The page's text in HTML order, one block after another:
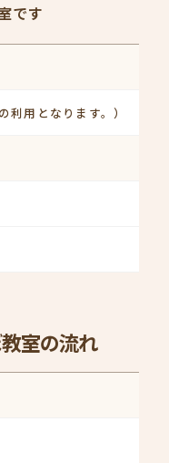
です
用となります。）
室の流れ